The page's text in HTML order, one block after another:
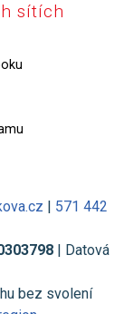
sítích
571 442
| Datová
bez svolení